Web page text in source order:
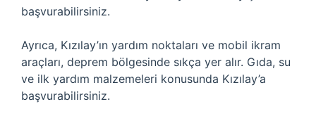
başvurabilirsiniz.
Ayrıca, Kızılay’ın yardım noktaları ve mobil ikram
araçları, deprem bölgesinde sıkça yer alır. Gıda, su
ve ilk yardım malzemeleri konusunda Kızılay’a
başvurabilirsiniz.